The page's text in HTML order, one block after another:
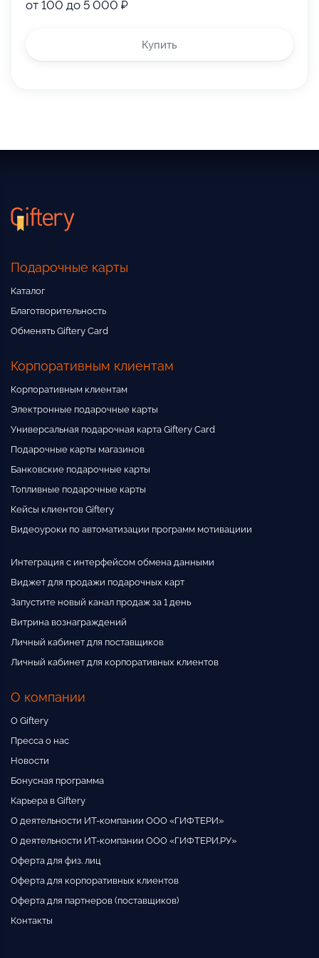
от 100 до 5 000 ₽
Купить
Подарочные карты
Каталог
Благотворительность
Обменять Giftery Card
Корпоративным клиентам
Корпоративным клиентам
Электронные подарочные карты
Универсальная подарочная карта Giftery Card
Подарочные карты магазинов
Банковские подарочные карты
Топливные подарочные карты
Кейсы клиентов Giftery
Видеоуроки по автоматизации программ мотивациии
Интеграция с интерфейсом обмена данными
Виджет для продажи подарочных карт
Запустите новый канал продаж за 1 день
Витрина вознаграждений
Личный кабинет для поставщиков
Личный кабинет для корпоративных клиентов
О компании
О Giftery
Пресса о нас
Новости
Бонусная программа
Карьера в Giftery
О деятельности ИТ-компании ООО «ГИФТЕРИ»
О деятельности ИТ-компании ООО «ГИФТЕРИ.РУ»
Оферта для физ. лиц
Оферта для корпоративных клиентов
Оферта для партнеров (поставщиков)
Контакты